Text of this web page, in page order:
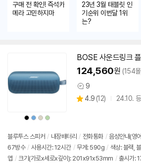
구매 전 확인! 즉석카
메라 고민하지마
23년 3월 태블릿 인
기순위 이번달 1위
는?
상
품
상
상
품
상
상
품
상
상
품
상
BOSE 사운드링크
124,560원 (154
상
품
9
별
4.9 (상
12) 24.10.
블루투스 스피커 / 내장배터리 / 전화통화 / 음성안내(영
67방수 / 사용시간: 12시간 / 무게: 590g / 색상: 블랙,
앱 / 크기(가로x세로x깊이): 201x91x53mm / 출시가: